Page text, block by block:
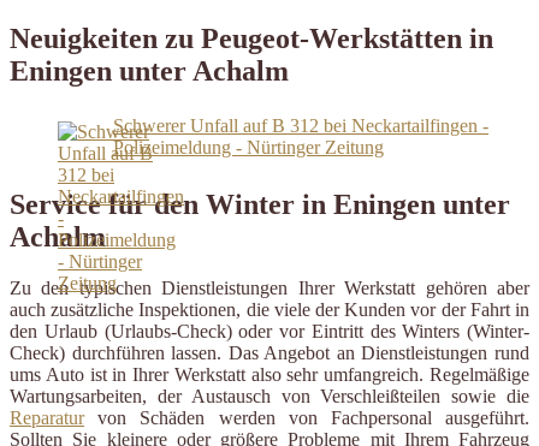
Neuigkeiten zu Peugeot-Werkstätten in
Eningen unter Achalm
Schwerer Unfall auf B 312 bei Neckartailfingen -
Polizeimeldung - Nürtinger Zeitung
Service für den Winter in Eningen unter
Achalm
Zu den typischen Dienstleistungen Ihrer Werkstatt gehören aber
auch zusätzliche Inspektionen, die viele der Kunden vor der Fahrt in
den Urlaub (Urlaubs-Check) oder vor Eintritt des Winters (Winter-
Check) durchführen lassen. Das Angebot an Dienstleistungen rund
ums Auto ist in Ihrer Werkstatt also sehr umfangreich. Regelmäßige
Wartungsarbeiten, der Austausch von Verschleißteilen sowie die
Reparaturvon Schäden werden von Fachpersonal ausgeführt.
Sollten Sie kleinere oder größere Probleme mit Ihrem Fahrzeug